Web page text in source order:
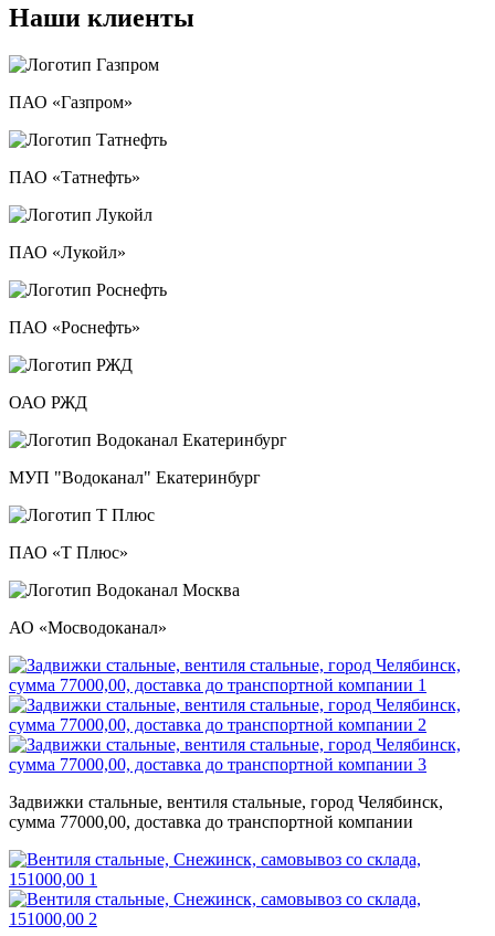
Наши клиенты
ПАО «Газпром»
ПАО «Татнефть»
ПАО «Лукойл»
ПАО «Роснефть»
ОАО РЖД
МУП "Водоканал" Екатеринбург
ПАО «Т Плюс»
АО «Мосводоканал»
Задвижки стальные, вентиля стальные, город Челябинск,
сумма 77000,00, доставка до транспортной компании